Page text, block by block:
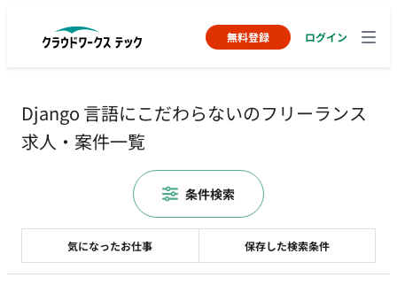
無料登録 ログイン
Django 言語にこだわらないのフリーランス
求人・案件一覧
気になったお仕事 保存した検索条件
条件検索